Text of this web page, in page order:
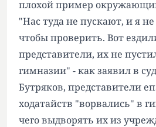
плохой пример
"Нас туда не пускают, и я
чтобы проверить. Вот
представители, их не
гимназии" - как заявил в
Бутряков, представители
ходатайств "ворвались" в
чего выдворять их из